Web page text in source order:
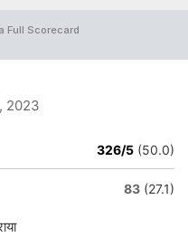
Full Scorecard
2023
326/5 (50.0)
83 (27.1)